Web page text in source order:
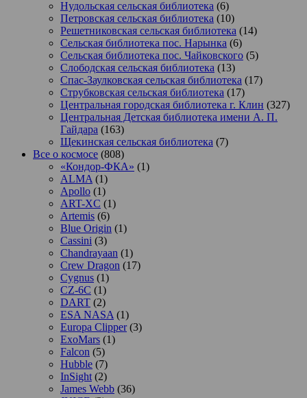
Нудольская сельская библиотека (6)
Петровская сельская библиотека (10)
Решетниковская сельская библиотека (14)
Сельская библиотека пос. Нарынка (6)
Сельская библиотека пос. Чайковского (5)
Слободская сельская библиотека (13)
Спас-Заулковская сельская библиотека (17)
Струбковская сельская библиотека (17)
Центральная городская библиотека г. Клин (327)
Центральная Детская библиотека имени А. П.
Гайдара (163)
Щекинская сельская библиотека (7)
Все о космосе (808)
«Кондор-ФКА» (1)
ALMA (1)
Apollo (1)
ART-XC (1)
Artemis (6)
Blue Origin (1)
Cassini (3)
Chandrayaan (1)
Crew Dragon (17)
Cygnus (1)
CZ-6C (1)
DART (2)
ESA NASA (1)
Europa Clipper(3)
ExoMars (1)
Falcon (5)
Hubble (7)
InSight (2)
James Webb (36)